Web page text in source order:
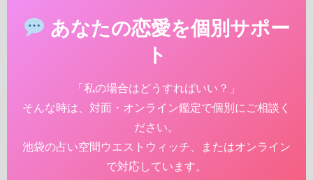
あなたの恋愛を個別サポー
ト
「私の場合はどうすればいい？」
そんな時は、対面・オンライン鑑定で個別にご相談く
ださい。
池袋の占い空間ウエストウィッチ、またはオンライン
で対応しています。